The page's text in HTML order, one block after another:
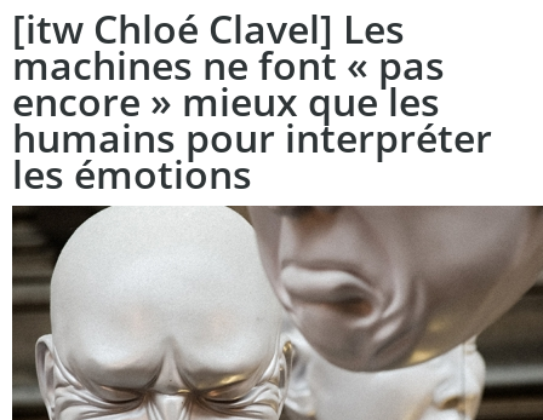
[itw Chloé Clavel] Les
machines ne font « pas
encore » mieux que les
humains pour interpréter
les émotions